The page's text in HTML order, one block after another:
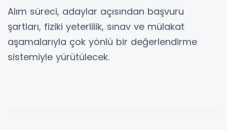
Alım süreci, adaylar açısından başvuru
şartları, fiziki yeterlilik, sınav ve mülakat
aşamalarıyla çok yönlü bir değerlendirme
sistemiyle yürütülecek.